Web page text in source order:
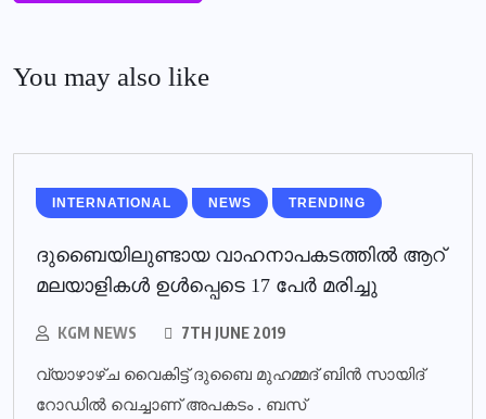
You may also like
INTERNATIONAL NEWS TRENDING
ദുബൈയിലുണ്ടായ വാഹനാപകടത്തില്‍ ആറ്
മലയാളികള്‍ ഉള്‍പ്പെടെ 17 പേര്‍ മരിച്ചു
KGM NEWS 7TH JUNE 2019
വ്യാഴാഴ്ച വൈകിട്ട് ദുബൈ മുഹമ്മദ് ബിൻ സായിദ്
റോഡിൽ വെച്ചാണ് അപകടം . ബസ്